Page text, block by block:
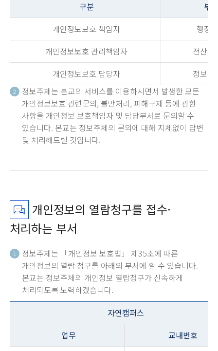
구분
부
개인정보보호 책임자
행정
개인정보보호 관리책임자
전산정
개인정보보호 담당자
정보지
2
정보주체는 본교의 서비스를 이용하시면서 발생한 모든
개인정보보호 관련문의, 불만처리, 피해구제 등에 관한
사항을 개인정보 보호책임자 및 담당부서로 문의할 수
있습니다. 본교는 정보주체의 문의에 대해 지체없이 답변
및 처리해드릴 것입니다.
개인정보의 열람청구를 접수·
처리하는 부서
1
정보주체는 「개인정보 보호법」 제35조에 따른
개인정보의 열람 청구를 아래의 부서에 할 수 있습니다.
본교는 정보주체의 개인정보 열람청구가 신속하게
처리되도록 노력하겠습니다.
자연캠퍼스
업무
교내번호